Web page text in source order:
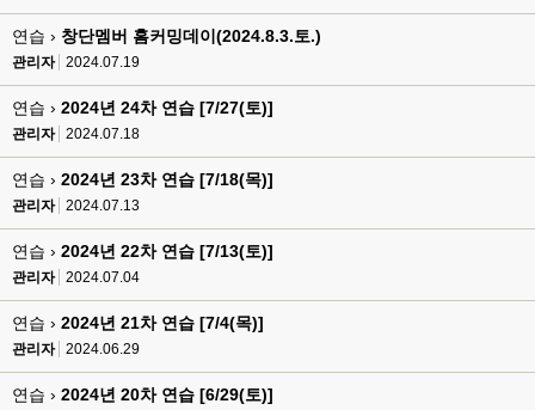
연습 › 창단멤버 홈커밍데이(2024.8.3.토.)
관리자 2024.07.19
연습 › 2024년 24차 연습 [7/27(토)]
관리자 2024.07.18
연습 › 2024년 23차 연습 [7/18(목)]
관리자 2024.07.13
연습 › 2024년 22차 연습 [7/13(토)]
관리자 2024.07.04
연습 › 2024년 21차 연습 [7/4(목)]
관리자 2024.06.29
연습 › 2024년 20차 연습 [6/29(토)]